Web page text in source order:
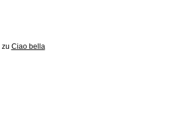
zu Ciao bella